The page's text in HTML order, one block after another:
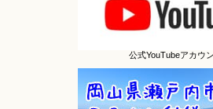
公式YouTubeアカウ